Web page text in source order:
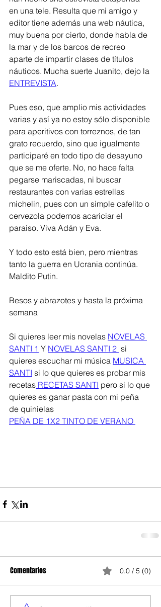
en una tele. Resulta que mi amigo y
editor tiene además una web náutica,
muy buena por cierto, donde habla de
la mar y de los barcos de recreo
aparte de impartir clases de títulos
náuticos. Mucha suerte Juanito, dejo la
ENTREVISTA.
Pues eso, que amplio mis actividades
varias y así ya no estoy sólo disponible
para aperitivos con torreznos, de tan
grato recuerdo, sino que igualmente
participaré en todo tipo de desayuno
que se me oferte. No, no hace falta
pegarse mariscadas, ni buscar
restaurantes con varias estrellas
michelin, pues con un simple cafelito o
cervezola podemos acariciar el
paraiso. Viva Adán y Eva.
Y todo esto está bien, pero mientras
tanto la guerra en Ucrania continúa.
Maldito Putin.
Besos y abrazotes y hasta la próxima
semana
Si quieres leer mis novelas NOVELAS
SANTI 1 Y NOVELAS SANTI 2 si
quieres escuchar mi música MUSICA
SANTI si lo que quieres es probar mis
recetas RECETAS SANTI pero si lo que
quieres es ganar pasta con mi peña
de quinielas
PEÑA DE 1X2 TINTO DE VERANO
Comentarios 0.0 / 5 (0)